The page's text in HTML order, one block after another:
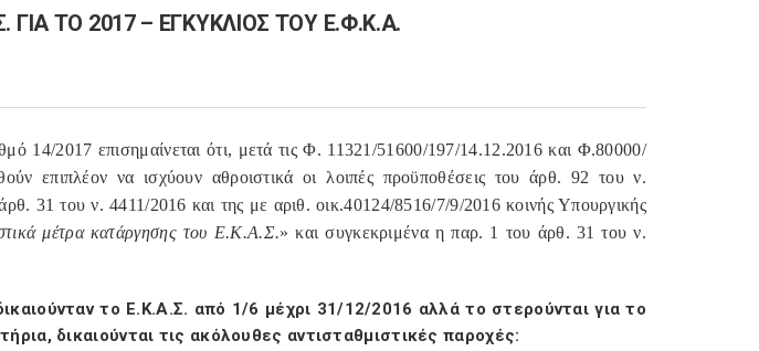
ΤΟ 2017 – ΕΓΚΥΚΛΙΟΣ ΤΟΥ Ε.Φ.Κ.Α.
14/2017 επισημαίνεται ότι, μετά τις Φ. 11321/51600/197/14.12.2016 και Φ.80000/
επιπλέον να ισχύουν αθροιστικά οι λοιπές προϋποθέσεις του άρθ. 92 του ν.
31 του ν. 4411/2016 και της με αριθ. οικ.40124/8516/7/9/2016 κοινής Υπουργικής
μέτρα κατάργησης του Ε.Κ.Α.Σ.» και συγκεκριμένα η παρ. 1 του άρθ. 31 του ν.
το Ε.Κ.Α.Σ. από 1/6 μέχρι 31/12/2016 αλλά το στερούνται για το
δικαιούνται τις ακόλουθες αντισταθμιστικές παροχές: